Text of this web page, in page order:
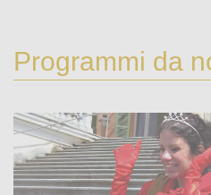
Programmi da